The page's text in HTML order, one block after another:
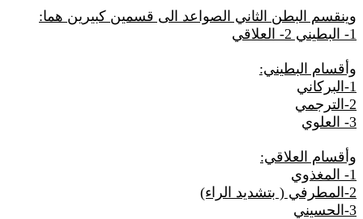
وينقسم البطن الثاني الصواعد الى قسمين كبيرين هما:
1- البطيني 2- العلاقي
وأقسام البطيني:
1-البركاني
2-الترجمي
3- العلوي
وأقسام العلاقي:
1- المغذوي
2-المطرفي ( بتشديد الراء)
3-الحسيني